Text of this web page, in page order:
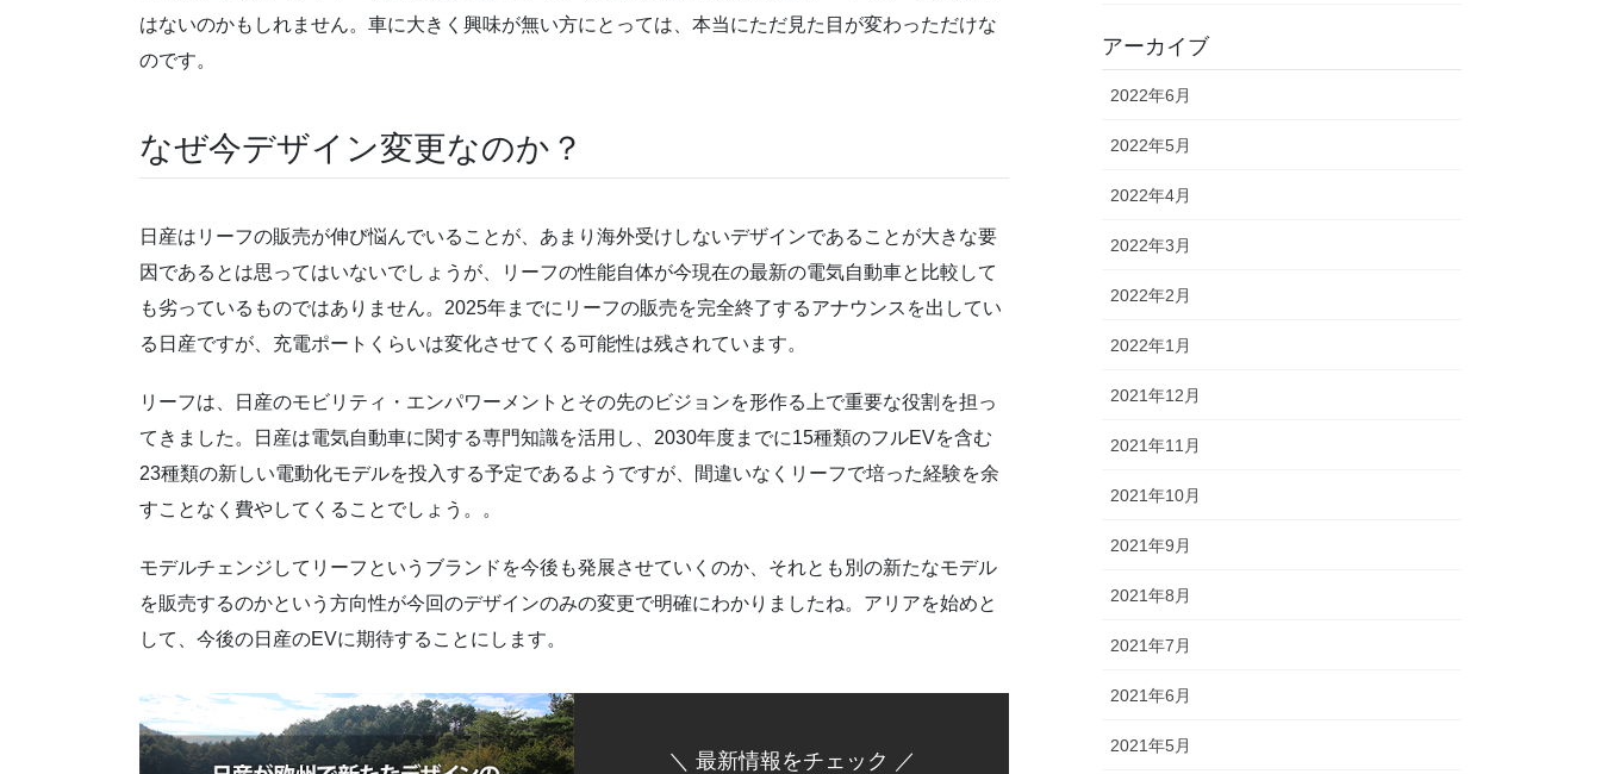
はないのかもしれません。車に大きく興味が無い方にとっては、本当にただ見た目が変わっただけな
のです。
なぜ今デザイン変更なのか？
日産はリーフの販売が伸び悩んでいることが、あまり海外受けしないデザインであることが大きな要
因であるとは思ってはいないでしょうが、リーフの性能自体が今現在の最新の電気自動車と比較して
も劣っているものではありません。2025年までにリーフの販売を完全終了するアナウンスを出してい
る日産ですが、充電ポートくらいは変化させてくる可能性は残されています。
リーフは、日産のモビリティ・エンパワーメントとその先のビジョンを形作る上で重要な役割を担っ
てきました。日産は電気自動車に関する専門知識を活用し、2030年度までに15種類のフルEVを含む
23種類の新しい電動化モデルを投入する予定であるようですが、間違いなくリーフで培った経験を余
すことなく費やしてくることでしょう。。
モデルチェンジしてリーフというブランドを今後も発展させていくのか、それとも別の新たなモデル
を販売するのかという方向性が今回のデザインのみの変更で明確にわかりましたね。アリアを始めと
して、今後の日産のEVに期待することにします。
＼ 最新情報をチェック ／
アーカイブ
2022年6月
2022年5月
2022年4月
2022年3月
2022年2月
2022年1月
2021年12月
2021年11月
2021年10月
2021年9月
2021年8月
2021年7月
2021年6月
2021年5月